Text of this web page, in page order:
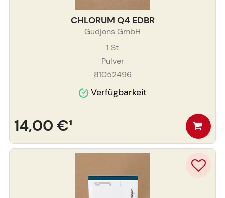
CHLORUM Q4 EDBR
Gudjons GmbH
1 St
Pulver
81052496
Verfügbarkeit
14,00 €¹